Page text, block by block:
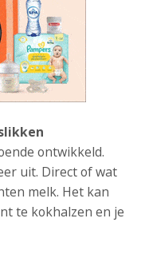
ontwikkeld.
uit. Direct of wat
melk. Het kan
te kokhalzen en je